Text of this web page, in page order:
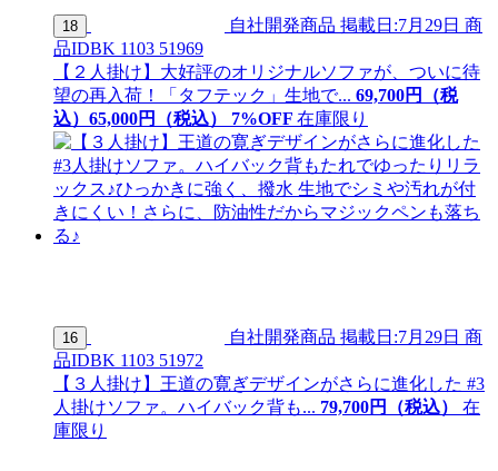
18 自社開発商品 掲載日:7月29日 商
品IDBK 1103 51969
【２人掛け】大好評のオリジナルソファが、ついに待
望の再入荷！「タフテック」生地で... 69,700円（税
込） 65,000円（税込） 7%OFF 在庫限り
16 自社開発商品 掲載日:7月29日 商
品IDBK 1103 51972
【３人掛け】王道の寛ぎデザインがさらに進化した #3
人掛けソファ。ハイバック背も... 79,700円（税込）
在
庫限り